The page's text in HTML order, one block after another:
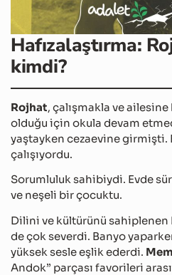
Hafızalaştırma:
kimdi?
Rojhat, çalışmakla ve
olduğu için okula devam
yaştayken cezaevine girmişti.
çalışıyordu.
Sorumluluk sahibiydi. Evde
ve neşeli bir çocuktu.
Dilini ve kültürünü
de çok severdi. Banyo
yüksek sesle eşlik ederdi.
Andok” parçası favorileri